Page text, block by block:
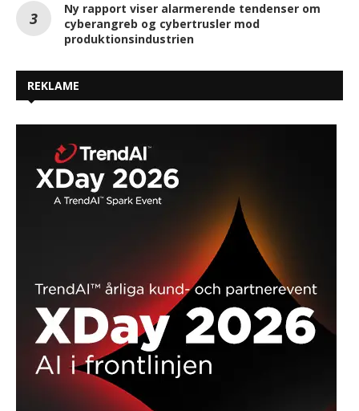
Ny rapport viser alarmerende tendenser om
cyberangreb og cybertrusler mod
produktionsindustrien
REKLAME